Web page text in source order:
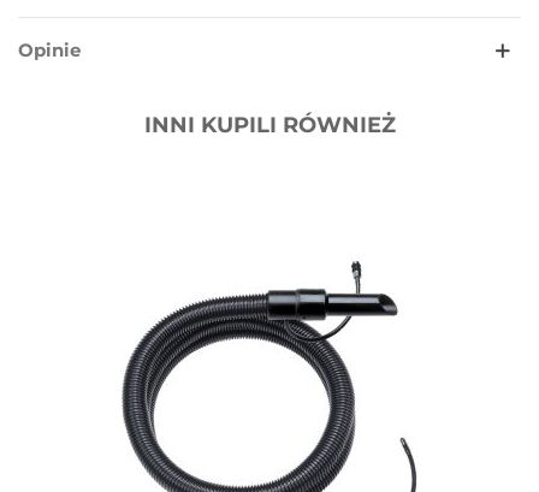
Opinie
INNI KUPILI RÓWNIEŻ